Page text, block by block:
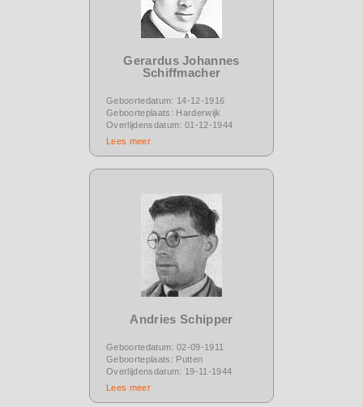
Gerardus Johannes
Schiffmacher
Geboortedatum: 14-12-1916
Geboorteplaats: Harderwijk
Overlijdensdatum: 01-12-1944
Lees meer
Andries Schipper
Geboortedatum: 02-09-1911
Geboorteplaats: Putten
Overlijdensdatum: 19-11-1944
Lees meer